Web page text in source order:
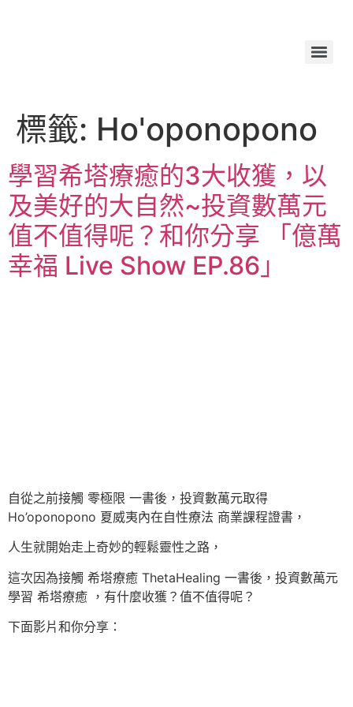
標籤: Ho'oponopono
學習希塔療癒的3大收獲，以
及美好的大自然~投資數萬元
值不值得呢？和你分享 「億萬
幸福 Live Show EP.86」
自從之前接觸 零極限 一書後，投資數萬元取得
Ho’oponopono 夏威夷內在自性療法 商業課程證書，
人生就開始走上奇妙的輕鬆靈性之路，
這次因為接觸 希塔療癒 ThetaHealing 一書後，投資數萬元
學習 希塔療癒 ，有什麼收獲？值不值得呢？
下面影片和你分享：